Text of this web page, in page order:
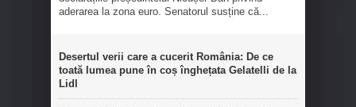
aderarea la zona euro. Senatorul susține că...
Desertul verii care a cucerit România: De ce
toată lumea pune în coș înghețata Gelatelli de la
Lidl